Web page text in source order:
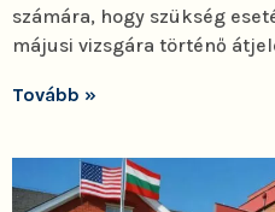
számára, hogy szükség
májusi vizsgára történő
Tovább »